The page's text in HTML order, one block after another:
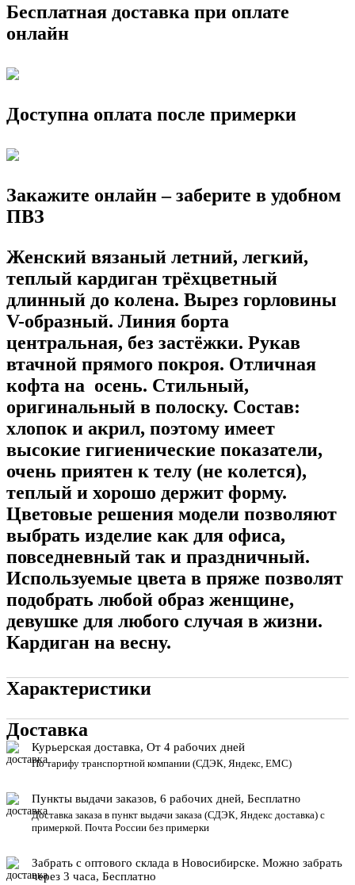
Бесплатная доставка при оплате
онлайн
Доступна оплата после примерки
Закажите онлайн – заберите в удобном
ПВЗ
Женский вязаный летний, легкий,
теплый кардиган трёхцветный
длинный до колена. Вырез горловины
V-образный. Линия борта
центральная, без застёжки. Рукав
втачной прямого покроя. Отличная
кофта на осень. Стильный,
оригинальный в полоску. Состав:
хлопок и акрил, поэтому имеет
высокие гигиенические показатели,
очень приятен к телу (не колется),
теплый и хорошо держит форму.
Цветовые решения модели позволяют
выбрать изделие как для офиса,
повседневный так и праздничный.
Используемые цвета в пряже позволят
подобрать любой образ женщине,
девушке для любого случая в жизни.
Кардиган на весну.
Характеристики
Доставка
Курьерская доставка, От 4 рабочих дней
По тарифу транспортной компании (СДЭК, Яндекс, ЕМС)
Пункты выдачи заказов, 6 рабочих дней, Бесплатно
Доставка заказа в пункт выдачи заказа (СДЭК, Яндекс доставка) с
примеркой. Почта России без примерки
Забрать с оптового склада в Новосибирске. Можно забрать
через 3 часа, Бесплатно